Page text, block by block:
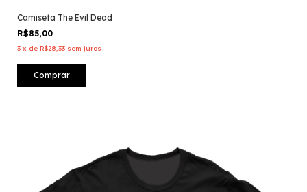
Camiseta The Evil Dead
R$85,00
3 x de R$28,33 sem juros
Comprar